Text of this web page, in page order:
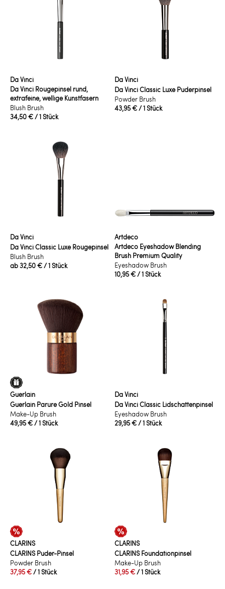
Da Vinci
Da Vinci Rougepinsel rund,
extrafeine, wellige Kunstfasern
Blush Brush
34,50 €/ 1 Stück
Da Vinci
Da Vinci Classic Luxe Puderpinsel
Powder Brush
43,95 €/ 1 Stück
Da Vinci
Da Vinci Classic Luxe Rougepinsel
Blush Brush
ab32,50 €/ 1 Stück
Artdeco
Artdeco Eyeshadow Blending
Brush Premium Quality
Eyeshadow Brush
10,95 €/ 1 Stück
Guerlain
Guerlain Parure Gold Pinsel
Make-Up Brush
49,95 €/ 1 Stück
Da Vinci
Da Vinci Classic Lidschattenpinsel
Eyeshadow Brush
29,95 €/ 1 Stück
CLARINS
CLARINS Puder-Pinsel
Powder Brush
37,95 €/ 1 Stück
CLARINS
CLARINS Foundationpinsel
Make-Up Brush
31,95 €/ 1 Stück